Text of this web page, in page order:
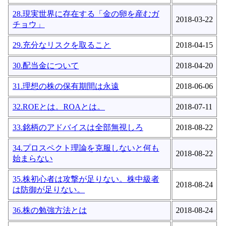
28.現実世界に存在する「金の卵を産むガ
チョウ」
2018-03-22
29.充分なリスクを取ること 2018-04-15
30.配当金について 2018-04-20
31.理想の株の保有期間は永遠 2018-06-06
32.ROEとは。ROAとは。 2018-07-11
33.銘柄のアドバイスは全部無視しろ 2018-08-22
34.プロスペクト理論を克服しないと何も
始まらない
2018-08-22
35.株初心者は攻撃が足りない。株中級者
は防御が足りない。
2018-08-24
36.株の勉強方法とは 2018-08-24